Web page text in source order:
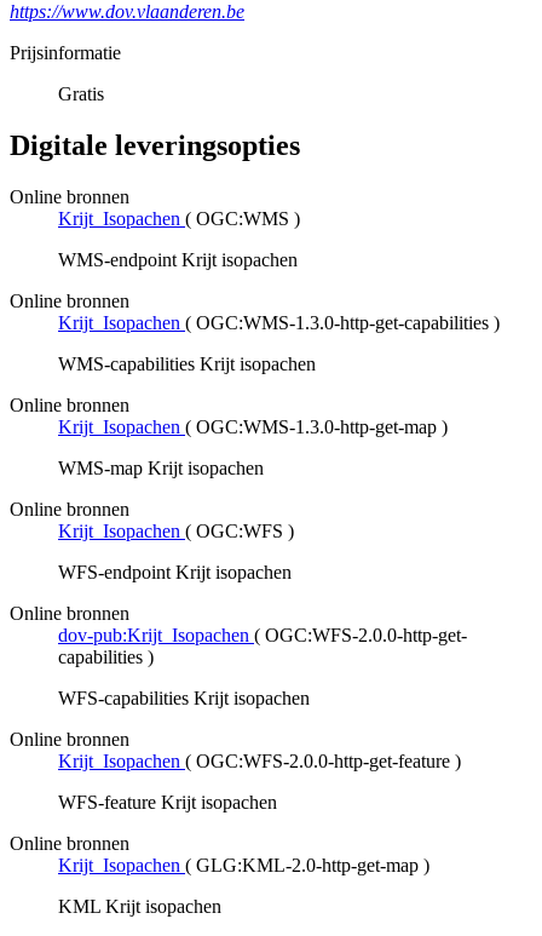
https://www.dov.vlaanderen.be
Prijsinformatie
Gratis
Digitale leveringsopties
Online bronnen
Krijt_Isopachen ( OGC:WMS )
WMS-endpoint Krijt isopachen
Online bronnen
Krijt_Isopachen ( OGC:WMS-1.3.0-http-get-capabilities )
WMS-capabilities Krijt isopachen
Online bronnen
Krijt_Isopachen ( OGC:WMS-1.3.0-http-get-map )
WMS-map Krijt isopachen
Online bronnen
Krijt_Isopachen ( OGC:WFS )
WFS-endpoint Krijt isopachen
Online bronnen
dov-pub:Krijt_Isopachen ( OGC:WFS-2.0.0-http-get-
capabilities )
WFS-capabilities Krijt isopachen
Online bronnen
Krijt_Isopachen ( OGC:WFS-2.0.0-http-get-feature )
WFS-feature Krijt isopachen
Online bronnen
Krijt_Isopachen ( GLG:KML-2.0-http-get-map )
KML Krijt isopachen